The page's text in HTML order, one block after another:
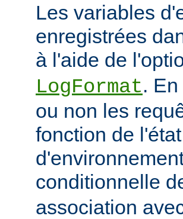
Les variables
enregistrées
à l'aide de
LogFormat.
ou non les
fonction de
conditionnelle
association